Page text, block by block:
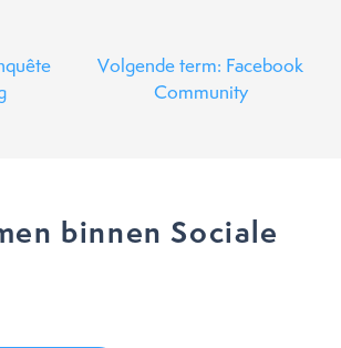
Volgende term: Facebook
Community
binnen Sociale